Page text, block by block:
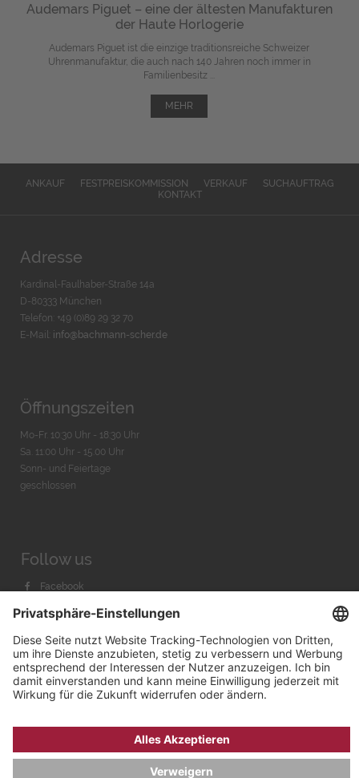
Audemars Piguet – eine der ältesten Manufakturen
der Haute Horlogerie
Audemars Piguet ist die einzige traditionsreiche Schweizer
Uhrenmanufaktur, die auch nach 140 Jahren noch immer in
Familienbesitz ...
MEHR
ANKAUF FESTPREISKOMMISSION VERKAUF
SUCHAUFTRAG
KONTAKT
Adresse
Kardinal-Faulhaber-Straße 14a
D-80333 München
Telefon: +49 (0)89 29 32 70
E-Mail: info@bachmann-scher.de
Öffnungszeiten
Mo-Fr. 10:30 Uhr - 18:30 Uhr
Sa. 11:00 Uhr - 15.00 Uhr
Sonn- und Feiertage
geschlossen
Follow us
Facebook
Youtube
Bachmann & Scher GmbH / Watchandco GmbH